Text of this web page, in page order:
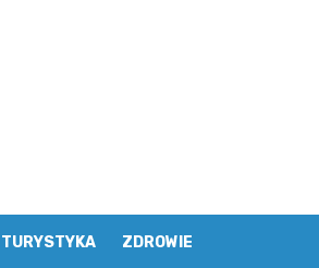
TURYSTYKA ZDROWIE